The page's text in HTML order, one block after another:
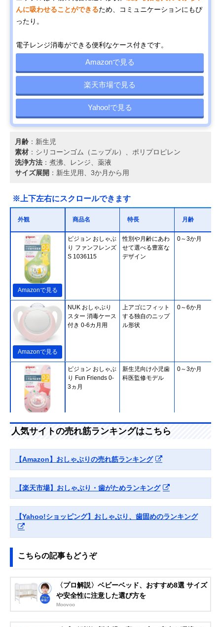
んに吸わせることができるため、コミュニケーションにもぴ
ったり。
電子レンジ消毒ができる便利なケース付きです。
Amazonで見る
楽天市場で見る
Yahoo!で見る
月齢 ：新生児
素材 ：シリコーンゴム（ニップル）、ポリプロピレン
洗浄方法 ：煮沸、レンジ、薬液
サイズ展開 ：新生児用、3か月から用
※上下左右にスクロールできます
外観 商品名 特長 月齢
Amazonで見る
ピジョン おしゃぶ
り ファンフレンズ
S 1036115
性別や月齢にあわ
せて選べる豊富な
デザイン
0～3か月
Amazonで見る
NUK おしゃぶり
スター 消毒ケース
付き 0-6カ月用
上アゴにフィット
する独自のニップ
ル形状
0～6か月
ピジョン おしゃぶ
り Fun Friends 0-
3ヵ月
新生児向け小児歯
科医監修モデル
0～3か月
Amazonで見る
ChuChu デンティ
蓄光タイプ
自然な歯並びをサ
計
Amazonで見る
BIBS(ビブス) 天然
ゴムおしゃぶり ボ
乳房のような天然
ゴムのやさしいお
0～6か月
しゃぶり 入眠ナビ
P サイズS
つけに役立つおし
ゃぶり
人気サイトの売れ筋ランキングはこちら
【Amazon】おしゃぶりの売れ筋ランキング
【楽天市場】おしゃぶり・歯がためランキング
【Yahoo!ショッピング】おしゃぶり、歯固めのランキング
こちらの記事もどうぞ
〈プロ解説〉ベビーベッド、おすすめ8選 サイズ
や安全性に注意した選び方を
Moovoo